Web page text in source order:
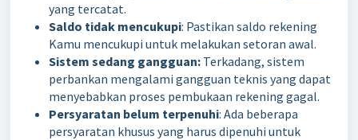
yang tercatat.
Saldo tidak mencukupi: Pastikan saldo rekening
Kamu mencukupi untuk melakukan setoran awal.
Sistem sedang gangguan: Terkadang, sistem
perbankan mengalami gangguan teknis yang dapat
menyebabkan proses pembukaan rekening gagal.
Persyaratan belum terpenuhi: Ada beberapa
persyaratan khusus yang harus dipenuhi untuk